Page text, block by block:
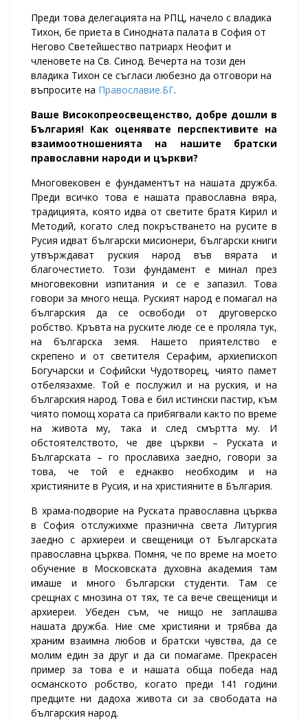
Преди това делегацията на РПЦ, начело с владика
Тихон, бе приета в Синодната палата в София от
Негово Светейшество патриарх Неофит и
членовете на Св. Синод. Вечерта на този ден
владика Тихон се съгласи любезно да отговори на
въпросите на Православие.БГ.
Ваше Високопреосвещенство, добре дошли в
България! Как оценявате перспективите на
взаимоотношенията на нашите братски
православни народи и църкви?
Многовековен е фундаментът на нашата дружба.
Преди всичко това е нашата православна вяра,
традицията, която идва от светите братя Кирил и
Методий, когато след покръстването на русите в
Русия идват български мисионери, български книги
утвърждават руския народ във вярата и
благочестието. Този фундамент е минал през
многовековни изпитания и се е запазил. Това
говори за много неща. Руският народ е помагал на
българския да се освободи от друговерско
робство. Кръвта на руските люде се е проляла тук,
на българска земя. Нашето приятелство е
скрепено и от светителя Серафим, архиепископ
Богучарски и Софийски Чудотворец, чиято памет
отбелязахме. Той е послужил и на руския, и на
българския народ. Това е бил истински пастир, към
чиято помощ хората са прибягвали както по време
на живота му, така и след смъртта му. И
обстоятелството, че две църкви – Руската и
Българската – го прославиха заедно, говори за
това, че той е еднакво необходим и на
християните в Русия, и на християните в България.
В храма-подворие на Руската православна църква
в София отслужихме празнична света Литургия
заедно с архиереи и свещеници от Българската
православна църква. Помня, че по време на моето
обучение в Московската духовна академия там
имаше и много български студенти. Там се
срещнах с мнозина от тях, те са вече свещеници и
архиереи. Убеден съм, че нищо не заплашва
нашата дружба. Ние сме християни и трябва да
храним взаимна любов и братски чувства, да се
молим един за друг и да си помагаме. Прекрасен
пример за това е и нашата обща победа над
османското робство, когато преди 141 години
предците ни дадоха живота си за свободата на
българския народ.